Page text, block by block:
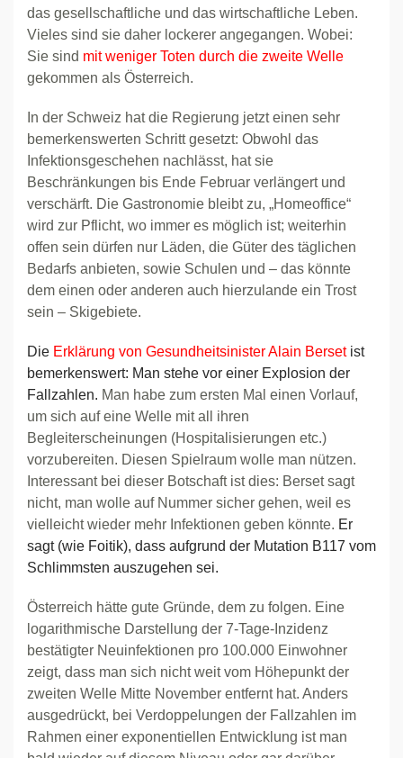
das gesellschaftliche und das wirtschaftliche Leben.
Vieles sind sie daher lockerer angegangen. Wobei:
Sie sind mit weniger Toten durch die zweite Welle
gekommen als Österreich.
In der Schweiz hat die Regierung jetzt einen sehr
bemerkenswerten Schritt gesetzt: Obwohl das
Infektionsgeschehen nachlässt, hat sie
Beschränkungen bis Ende Februar verlängert und
verschärft. Die Gastronomie bleibt zu, „Homeoffice“
wird zur Pflicht, wo immer es möglich ist; weiterhin
offen sein dürfen nur Läden, die Güter des täglichen
Bedarfs anbieten, sowie Schulen und – das könnte
dem einen oder anderen auch hierzulande ein Trost
sein – Skigebiete.
Die Erklärung von Gesundheitsinister Alain Bersetist
bemerkenswert: Man stehe vor einer Explosion der
Fallzahlen. Man habe zum ersten Mal einen Vorlauf,
um sich auf eine Welle mit all ihren
Begleiterscheinungen (Hospitalisierungen etc.)
vorzubereiten. Diesen Spielraum wolle man nützen.
Interessant bei dieser Botschaft ist dies: Berset sagt
nicht, man wolle auf Nummer sicher gehen, weil es
vielleicht wieder mehr Infektionen geben könnte. Er
sagt (wie Foitik), dass aufgrund der Mutation B117 vom
Schlimmsten auszugehen sei.
Österreich hätte gute Gründe, dem zu folgen. Eine
logarithmische Darstellung der 7-Tage-Inzidenz
bestätigter Neuinfektionen pro 100.000 Einwohner
zeigt, dass man sich nicht weit vom Höhepunkt der
zweiten Welle Mitte November entfernt hat. Anders
ausgedrückt, bei Verdoppelungen der Fallzahlen im
Rahmen einer exponentiellen Entwicklung ist man